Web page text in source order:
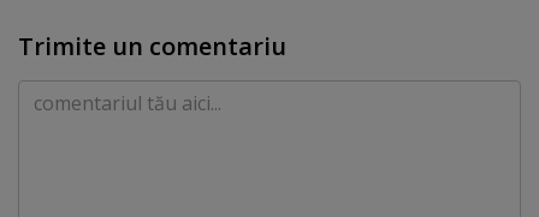
Trimite un comentariu
Comentariu